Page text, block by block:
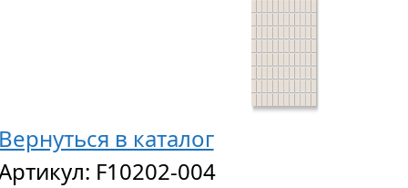
в каталог
F10202-004